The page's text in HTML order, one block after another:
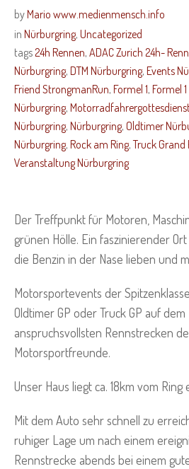
byMario www.medienmensch.info
in Nürburgring, Uncategorized
tags24h Rennen, ADAC Zurich 24h-
Nürburgring, DTM Nürburgring, Events
Friend StrongmanRun, Formel 1, Formel
Nürburgring,
Nürburgring, Nürburgring, Oldtimer
Nürburgring, Rock am Ring,Truck
Veranstaltung Nürburgring
Der Treffpunkt für Motoren,
grünen Hölle. Ein faszinierender
die Benzin in der Nase lieben und
Motorsportevents der
Oldtimer GP oder Truck GP auf
anspruchsvollsten Rennstrecken
Motorsportfreunde.
Unser Haus liegt ca. 18km vom Ring
Mit dem Auto sehr schnell zu
ruhiger Lage um nach einem
Rennstrecke abends bei einem